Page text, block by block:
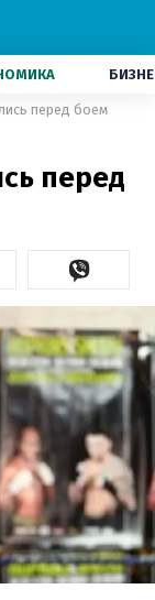
перед боем
перед